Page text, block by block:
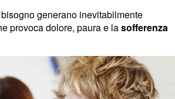
generano inevitabilmente
provoca dolore, paura e lasofferenza